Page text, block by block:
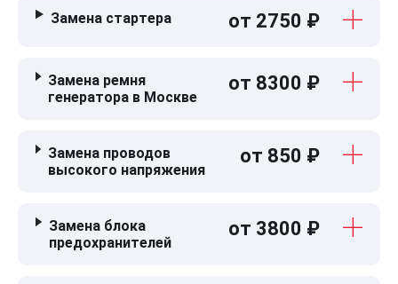
Замена стартера от 2750 ₽
Замена ремня
генератора в Москве
от 8300 ₽
Замена проводов
высокого напряжения
от 850 ₽
Замена блока
предохранителей
от 3800 ₽